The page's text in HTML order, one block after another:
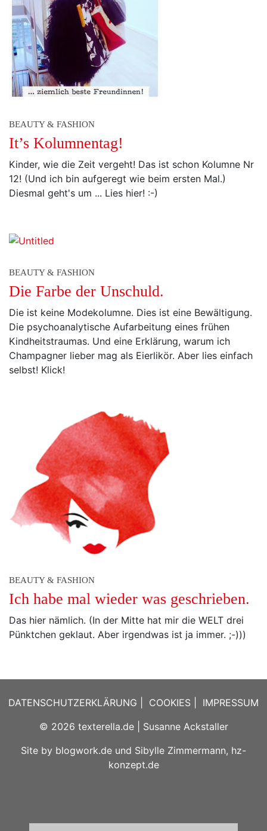
BEAUTY & FASHION
It’s Kolumnentag!
Kinder, wie die Zeit vergeht! Das ist schon Kolumne Nr
12! (Und ich bin aufgeregt wie beim ersten Mal.)
Diesmal geht's um ... Lies hier! :-)
BEAUTY & FASHION
Die Farbe der Unschuld.
Die ist keine Modekolumne. Dies ist eine Bewältigung.
Die psychoanalytische Aufarbeitung eines frühen
Kindheitstraumas. Und eine Erklärung, warum ich
Champagner lieber mag als Eierlikör. Aber lies einfach
selbst! Klick!
BEAUTY & FASHION
Ich habe mal wieder was geschrieben.
Das hier nämlich. (In der Mitte hat mir die WELT drei
Pünktchen geklaut. Aber irgendwas ist ja immer. ;-)))
DATENSCHUTZERKLÄRUNG COOKIES
IMPRESSUM
© 2026 texterella.de| Susanne Ackstaller
Site by blogwork.de und Sibylle Zimmermann, hz-
konzept.de